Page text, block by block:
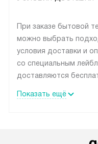
При заказе бытовой
можно выбрать
условия доставки и
со специальным
доставляются
до подъезда, выезд
Показать ещё